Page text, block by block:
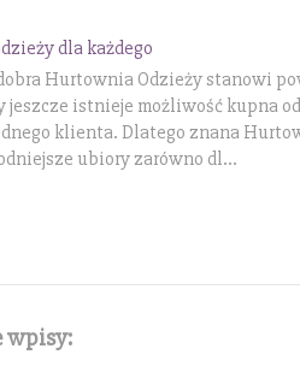
dla każdego
Hurtownia Odzieży stanowi
jeszcze istnieje możliwość kupna
klienta. Dlatego znana
ubiory zarówno dl...
wpisy: